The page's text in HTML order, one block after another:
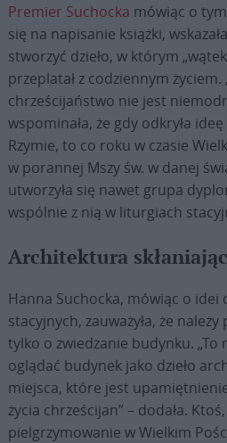
Premier Suchocka mówiąc o
się na napisanie książki,
stworzyć dzieło, w którym
przeplatał z codziennym życiem.
chrześcijaństwo nie jest
wspominała, że gdy odkryła
Rzymie, to co roku w czasie
w porannej Mszy św. w danej
utworzyła się nawet grupa
wspólnie z nią w liturgiach
Architektura
Hanna Suchocka, mówiąc o idei
stacyjnych, zauważyła, że
tylko o zwiedzanie budynku. „To
oglądać budynek jako dzieło
miejsca, które jest
życia chrześcijan” – dodała.
pielgrzymowanie w Wielkim